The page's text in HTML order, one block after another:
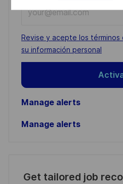
Email
address
(Required)
Required
Revise y acepte los
su información personal
Manage alerts
Manage alerts
Get tailored job